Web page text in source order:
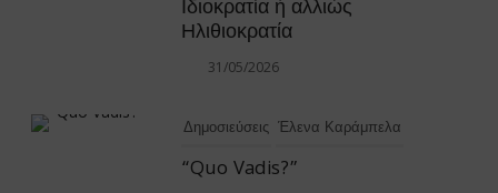
Ιδιοκρατία ή αλλιώς
Ηλιθιοκρατία
31/05/2026
Δημοσιεύσεις Έλενα Καράμπελα
“Quo Vadis?”